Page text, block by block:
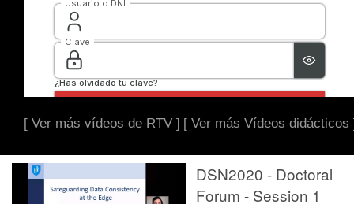
[ Ver más vídeos de RTV ] [ Ver más Vídeos didácticos
DSN2020 - Doctoral
Forum - Session 1